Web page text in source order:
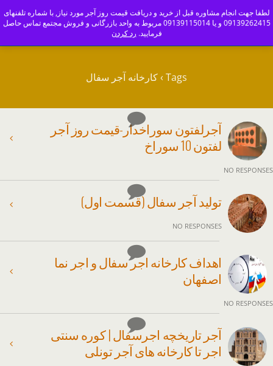
ajoranco_zapas
کارخانه آجر سفال و آجرنما اصفهان-09139115014
Tags › کارخانه آجر سفال
آجرلفتون سوراخدار-قیمت روز آجر
لفتون 10 سوراخ
NO RESPONSES
تولید آجر سفال (قسمت اول)
NO RESPONSES
اهداف کارخانه اجر سفال و اجر نما
اصفهان
NO RESPONSES
آجر تاریخچه اجرسفال | کوره سنتی
اجر تا کارخانه های آجر تونلی
لطفا جهت انجام مشاوره قبل از خرید و دریافت قیمت روز آجر مورد نیاز, با شماره تلفنهای
09139262415 و یا 09139115014 مربوط به واحد بازرگانی و فروش مجتمع تماس حاصل
فرمایید. رد کردن